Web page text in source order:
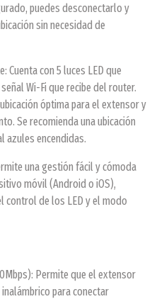
puedes desconectarlo y
sin necesidad de
Cuenta con 5 luces LED que
Wi-Fi que recibe del router.
óptima para el extensor y
Se recomienda una ubicación
azules encendidas.
una gestión fácil y cómoda
móvil (Android o iOS),
control de los LED y el modo
Permite que el extensor
para conectar